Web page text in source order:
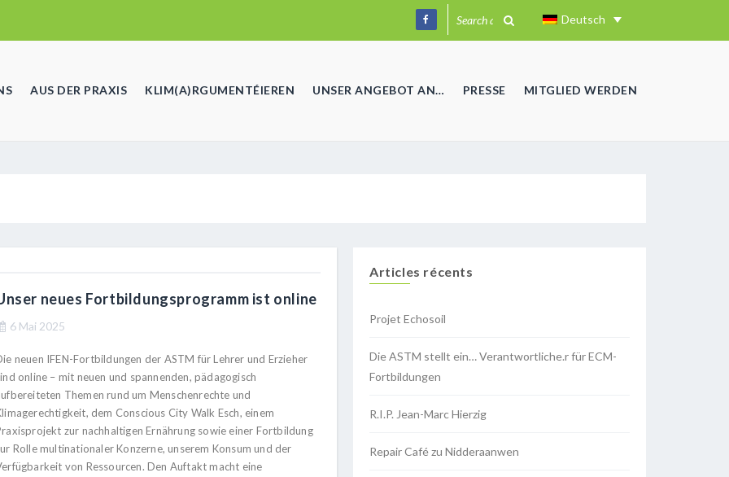
Deutsch
AUS DER PRAXIS KLIM(A)RGUMENTÉIEREN UNSER ANGEBOT AN… PRESSE MITGLIED WERDEN
neues Fortbildungsprogramm ist online
6 Mai 2025
neuen IFEN-Fortbildungen der ASTM für Lehrer und Erzieher
online – mit neuen und spannenden, pädagogisch
Themen rund um Menschenrechte und
dem Conscious City Walk Esch, einem
zur nachhaltigen Ernährung sowie einer Fortbildung
Rolle multinationaler Konzerne, unserem Konsum und der
von Ressourcen. Den Auftakt macht eine
Articles récents
Projet Echosoil
Die ASTM stellt ein… Verantwortliche.r für ECM-
Fortbildungen
R.I.P. Jean-Marc Hierzig
Repair Café zu Nidderaanwen